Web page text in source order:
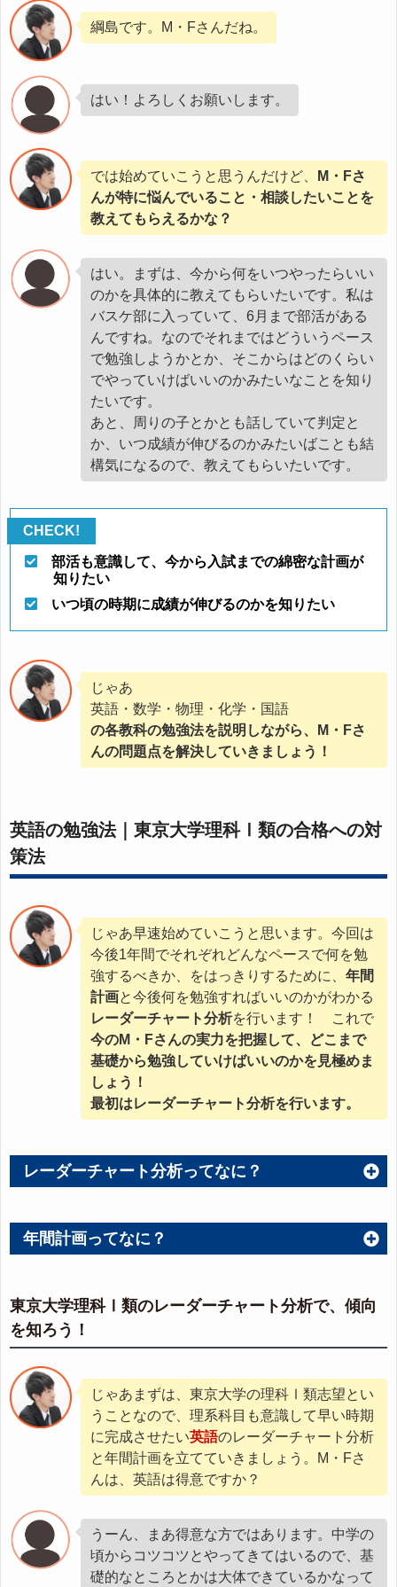
綱島です。M・Fさんだね。
はい！よろしくお願いします。
では始めていこうと思うんだけど、
M・Fさ
んが特に悩んでいること・相談したいことを
教えてもらえるかな？
はい。まずは、今から何をいつやったらいい
のかを具体的に教えてもらいたいです。私は
バスケ部に入っていて、6月まで部活がある
んですね。なのでそれまではどういうペース
で勉強しようかとか、そこからはどのくらい
でやっていけばいいのかみたいなことを知り
たいです。
あと、周りの子とかとも話していて判定と
か、いつ成績が伸びるのかみたいばことも結
構気になるので、教えてもらいたいです。
部活も意識して、今から入試までの綿密な計画が
知りたい
いつ頃の時期に成績が伸びるのかを知りたい
じゃあ
英語・数学・物理・化学・国語
の各教科の勉強法を説明しながら、M・Fさ
んの問題点を解決していきましょう！
英語の勉強法｜東京大学理科Ⅰ類の合格への対
策法
じゃあ早速始めていこうと思います。今回は
今後1年間でそれぞれどんなペースで何を勉
強するべきか、をはっきりするために、 年間
計画と今後何を勉強すればいいのかがわかる
レーダーチャート分析を行います！ これで
今のM・Fさんの実力を把握して、どこまで
基礎から勉強していけばいいのかを見極めま
しょう！
最初はレーダーチャート分析を行います。
レーダーチャート分析ってなに？
年間計画ってなに？
東京大学理科Ⅰ類のレーダーチャート分析で、傾向
を知ろう！
じゃあまずは、東京大学の理科Ⅰ類志望とい
うことなので、理系科目も意識して早い時期
に完成させたい英語のレーダーチャート分析
と年間計画を立てていきましょう。M・Fさ
んは、英語は得意ですか？
うーん、まあ得意な方ではあります。中学の
頃からコツコツとやってきてはいるので、基
礎的なところとかは大体できているかなって